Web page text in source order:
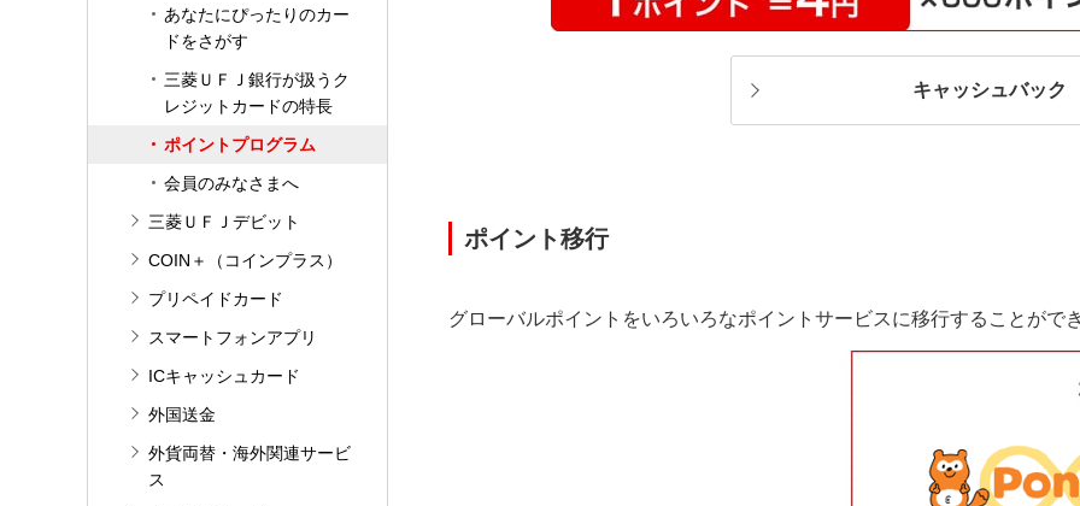
あなたにぴったりのカー
ドをさがす
三菱ＵＦＪ銀行が扱うク
レジットカードの特長
ポイントプログラム
会員のみなさまへ
三菱ＵＦＪデビット
COIN＋（コインプラス）
プリペイドカード
スマートフォンアプリ
ICキャッシュカード
外国送金
外貨両替・海外関連サービ
ス
キャッシュバック
ポイント移行
グローバルポイントをいろいろなポイントサービスに移行することがで